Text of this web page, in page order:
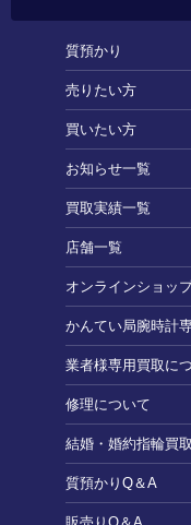
質預かり
売りたい方
買いたい方
お知らせ一覧
買取実績一覧
店舗一覧
オンラインショッ
かんてい局腕時計
業者様専用買取に
修理について
結婚・婚約指輪買取
質預かりQ＆A